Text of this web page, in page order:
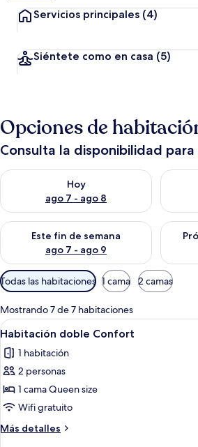
Servicios principales (4)
Siéntete como en casa (5)
Opciones de
Consulta la disponibilidad
Hoy
ago 7 - ago 8
Consulta la disponibilidad para hoy ago
Este fin de semana
ago 7 - ago 9
Consulta la disponibilidad para este
Filtros
disponibles
para
las
habitaciones
Todas las habitaciones 1 cama 2 camas
Mostrando 7 de 7 habitaciones
Abrir
todas
las
fotos
de
Habitación
doble
Confort
Caja de
4
Habitación doble Confort
1 habitación
2 personas
1 cama Queen size
Wifi gratuito
Más detalles
Más